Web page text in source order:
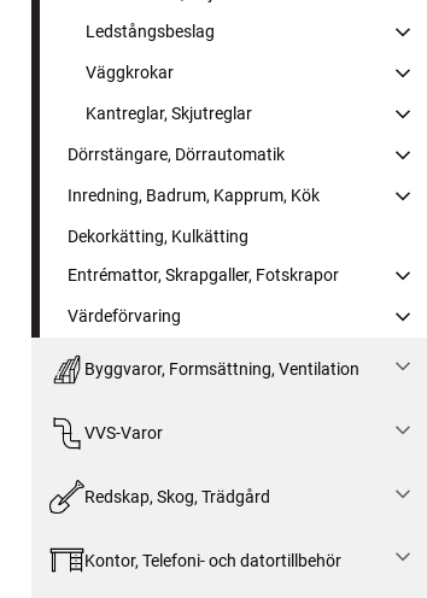
Ledstångsbeslag
Väggkrokar
Kantreglar, Skjutreglar
Dörrstängare, Dörrautomatik
Inredning, Badrum, Kapprum, Kök
Dekorkätting, Kulkätting
Entrémattor, Skrapgaller, Fotskrapor
Värdeförvaring
Byggvaror, Formsättning, Ventilation
VVS-Varor
Redskap, Skog, Trädgård
Kontor, Telefoni- och datortillbehör